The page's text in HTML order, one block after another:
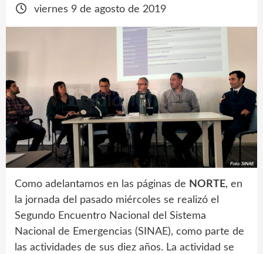
viernes 9 de agosto de 2019
Como adelantamos en las páginas de NORTE, en
la jornada del pasado miércoles se realizó el
Segundo Encuentro Nacional del Sistema
Nacional de Emergencias (SINAE), como parte de
las actividades de sus diez años. La actividad se